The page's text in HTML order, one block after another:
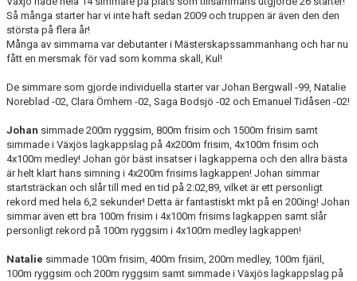
Så många starter har vi inte haft sedan 2009 och truppen är även den den
största på flera år!
Många av simmarna var debutanter i Mästerskapssammanhang och har nu
fått en mersmak för vad som komma skall, Kul!
De simmare som gjorde individuella starter var Johan Bergwall -99, Natalie
Noreblad -02, Clara Örnhem -02, Saga Bodsjö -02 och Emanuel Tidåsen -02!
Johan simmade 200m ryggsim, 800m frisim och 1500m frisim samt
simmade i Växjös lagkappslag på 4x200m frisim, 4x100m frisim och
4x100m medley! Johan gör bäst insatser i lagkapperna och den allra bästa
är helt klart hans simning i 4x200m frisims lagkappen! Johan simmar
startsträckan och slår till med en tid på 2:02,89, vilket är ett personligt
rekord med hela 6,2 sekunder! Detta är fantastiskt mkt på en 200ing! Johan
simmar även ett bra 100m frisim i 4x100m frisims lagkappen samt slår
personligt rekord på 100m ryggsim i 4x100m medley lagkappen!
Natalie simmade 100m frisim, 400m frisim, 200m medley, 100m fjäril,
100m ryggsim och 200m ryggsim samt simmade i Växjös lagkappslag på